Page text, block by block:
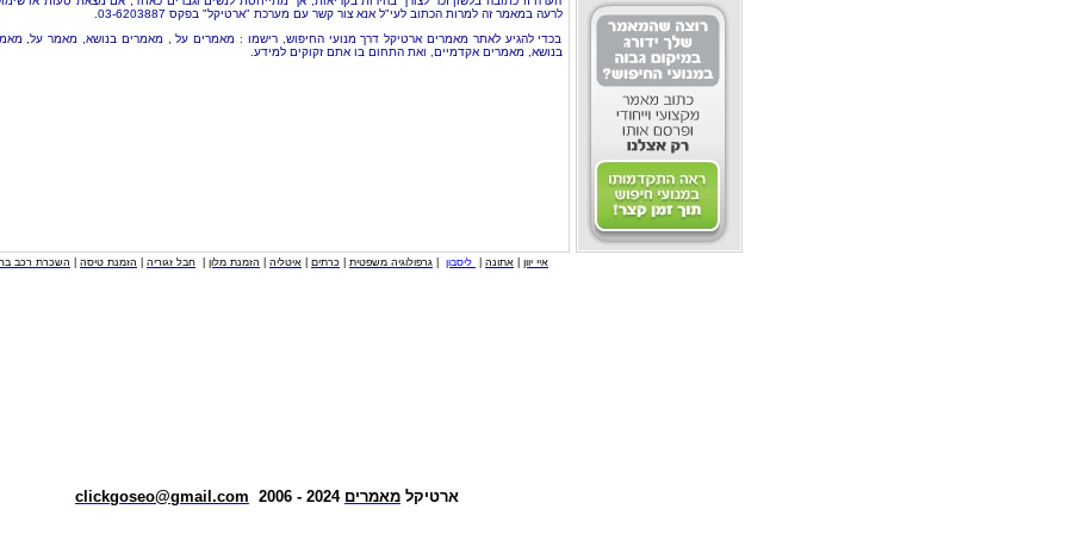
לרעה במאמר זה למרות הכתוב לעי"ל אנא צור קשר עם מערכת "ארטיקל" בפקס 03-6203887.
בכדי להגיע לאתר מאמרים ארטיקל דרך מנועי החיפוש, רישמו : מאמרים על , מאמרים בנושא, מאמר על,
בנושא, מאמרים אקדמיים, ואת התחום בו אתם זקוקים למידע.
איי יוון אתונה ליסבון גרפולוגיה משפטית כרתים איטליה הזמנת מלון חבל זגוריה הזמנת טיסה השכרת רכב
ארטיקל מאמרים 2024 - 2006
clickgoseo@gmail.com